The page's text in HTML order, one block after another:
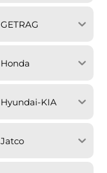
GETRAG
Honda
Hyundai-KIA
Jatco